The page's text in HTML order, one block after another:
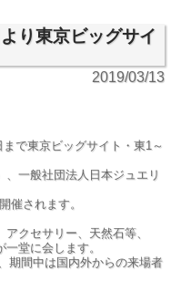
り東京ビッグサイ
2019/03/13
で東京ビッグサイト・東1～
一般社団法人日本ジュエリ
催されます。
クセサリー、天然石等、
堂に会します。
期間中は国内外からの来場者